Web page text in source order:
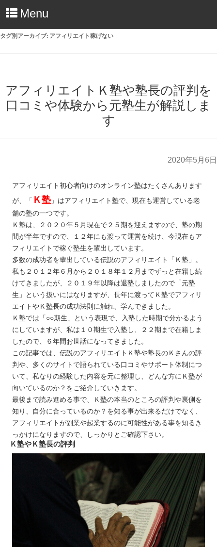
Menu
タグ別アーカイブ: アフィリエイト稼げない
アフィリエイトＫ塾や塾長の評判を
口コミや体験から元塾生が解説しま
す
2020年5月6日
アフィリエイト初心者向けのオンライン塾はたくさんあります
が、「 Ｋ塾 」はアフィリエイト塾で、現在も運営している老
舗の塾の一つです。
Ｋ塾は、２０２０年５月現在で２５期を迎えますので、塾の期
間が半年ですので、１２年にも渡って運営を続け、今現在もア
フィリエイトで稼ぐ塾生を輩出しています。
多数の成功者を輩出している伝説のアフィリエイト「Ｋ塾」。
私も２０１２年６月から２０１８年１２月までずっと在籍し続
けてきましたが、２０１９年以降は退塾しましたので「元塾
生」という扱いにはなりますが、長年に渡ってＫ塾でアフィリ
エイトやＫ塾長の成功法則に触れ、学んできました。
Ｋ塾では「○○期生」という表現で、入塾した時期で分かるよう
にしていますが、私は１０期生で入塾し、２２期まで在籍しま
したので、６年間お世話になってきました。
この記事では、伝説のアフィリエイトＫ塾や塾長のＫさんの評
判や、多くのサイトで語られている口コミやサポート体制につ
いて、私なりの経験した内容を元に整理し、どんな方にＫ塾が
向いているのか？をご紹介していきます。
最後まで読み進める事で、Ｋ塾の本当のところの評判や裏側を
知り、自分に合っているのか？を知る事が出来るだけでなく、
アフィリエイトが副業や起業するのに可能性がある事を知るき
っかけになりますので、しっかりとご確認下さい。
Ｋ塾やＫ塾長の評判